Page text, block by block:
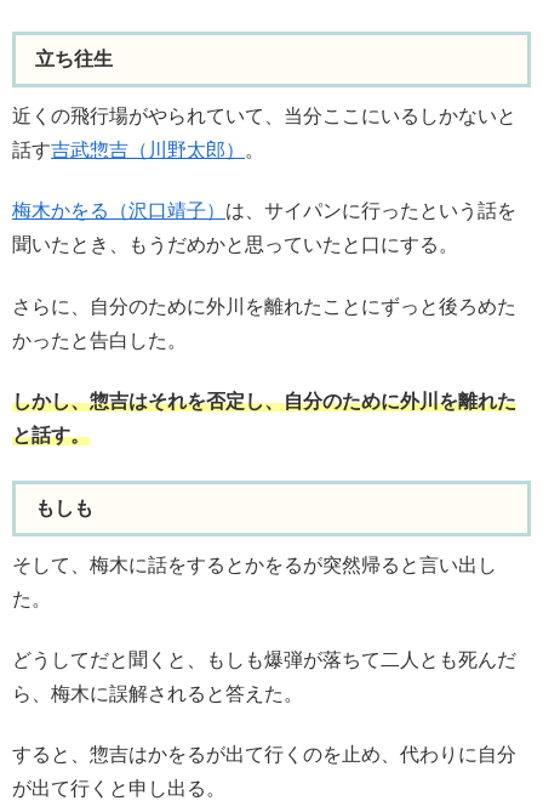
立ち往生
近くの飛行場がやられていて、当分ここにいるしかないと
話す吉武惣吉（川野太郎） 。
梅木かをる（沢口靖子） は、サイパンに行ったという話を
聞いたとき、もうだめかと思っていたと口にする。
さらに、自分のために外川を離れたことにずっと後ろめた
かったと告白した。
しかし、惣吉はそれを否定し、自分のために外川を離れた
と話す。
もしも
そして、梅木に話をするとかをるが突然帰ると言い出し
た。
どうしてだと聞くと、もしも爆弾が落ちて二人とも死んだ
ら、梅木に誤解されると答えた。
すると、惣吉はかをるが出て行くのを止め、代わりに自分
が出て行くと申し出る。